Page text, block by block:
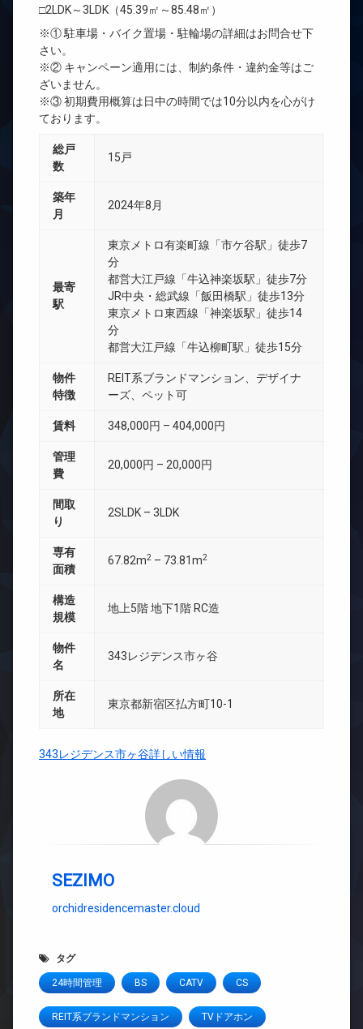
□2LDK～3LDK（45.39㎡～85.48㎡）
※① 駐車場・バイク置場・駐輪場の詳細はお問合せ下
さい。
※② キャンペーン適用には、制約条件・違約金等はご
ざいません。
※③ 初期費用概算は日中の時間では10分以内を心がけ
ております。
総戸
数
15戸
築年
月
2024年8月
最寄
駅
東京メトロ有楽町線「市ケ谷駅」徒歩7
分
都営大江戸線「牛込神楽坂駅」徒歩7分
JR中央・総武線「飯田橋駅」徒歩13分
東京メトロ東西線「神楽坂駅」徒歩14
分
都営大江戸線「牛込柳町駅」徒歩15分
物件
特徴
REIT系ブランドマンション、デザイナ
ーズ、ペット可
賃料 348,000円 – 404,000円
管理
費
20,000円 – 20,000円
間取
り
2SLDK – 3LDK
専有
面積
67.82m2 – 73.81m2
構造
規模
地上5階 地下1階 RC造
物件
名
343レジデンス市ヶ谷
所在
地
東京都新宿区払方町10-1
343レジデンス市ヶ谷詳しい情報
SEZIMO
orchidresidencemaster.cloud
タグ
24時間管理 BS CATV CS
REIT系ブランドマンション TVドアホン